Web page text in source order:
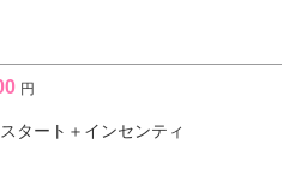
円
タート＋インセンティ